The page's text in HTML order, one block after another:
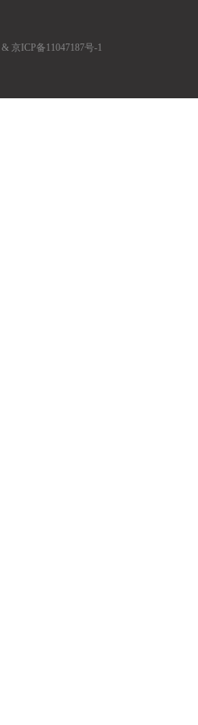
& 京ICP备11047187号-1